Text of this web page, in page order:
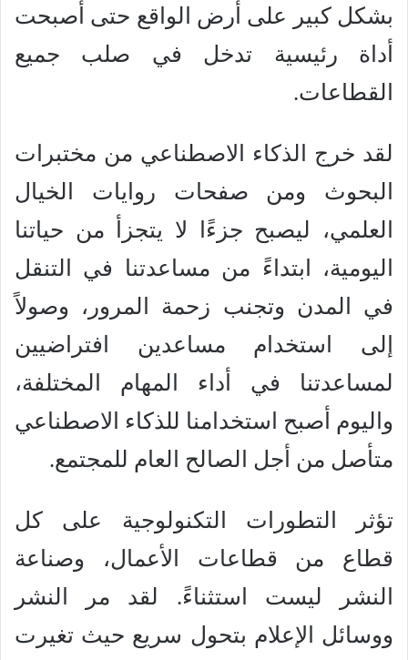
بشكل كبير على أرض الواقع حتى أصبحت
أداة رئيسية تدخل في صلب جميع
القطاعات.
لقد خرج الذكاء الاصطناعي من مختبرات
البحوث ومن صفحات روايات الخيال
العلمي، ليصبح جزءًا لا يتجزأ من حياتنا
اليومية، ابتداءً من مساعدتنا في التنقل
في المدن وتجنب زحمة المرور، وصولاً
إلى استخدام مساعدين افتراضيين
لمساعدتنا في أداء المهام المختلفة،
واليوم أصبح استخدامنا للذكاء الاصطناعي
متأصل من أجل الصالح العام للمجتمع.
تؤثر التطورات التكنولوجية على كل
قطاع من قطاعات الأعمال، وصناعة
النشر ليست استثناءً. لقد مر النشر
ووسائل الإعلام بتحول سريع حيث تغيرت